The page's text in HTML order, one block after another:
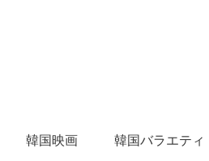
韓国映画 韓国バラエティ